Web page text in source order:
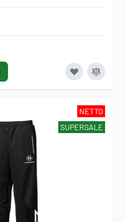
NETTO
SUPERSALE